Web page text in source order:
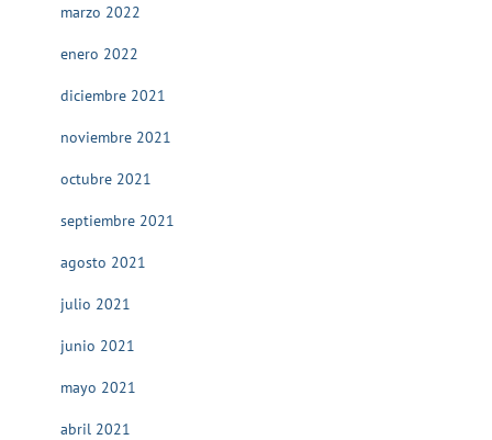
marzo 2022
enero 2022
diciembre 2021
noviembre 2021
octubre 2021
septiembre 2021
agosto 2021
julio 2021
junio 2021
mayo 2021
abril 2021